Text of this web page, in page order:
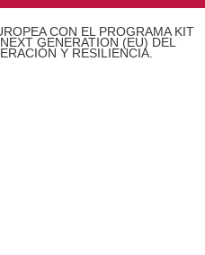
CON EL PROGRAMA KIT
GENERATION (EU) DEL
Y RESILIENCIA.